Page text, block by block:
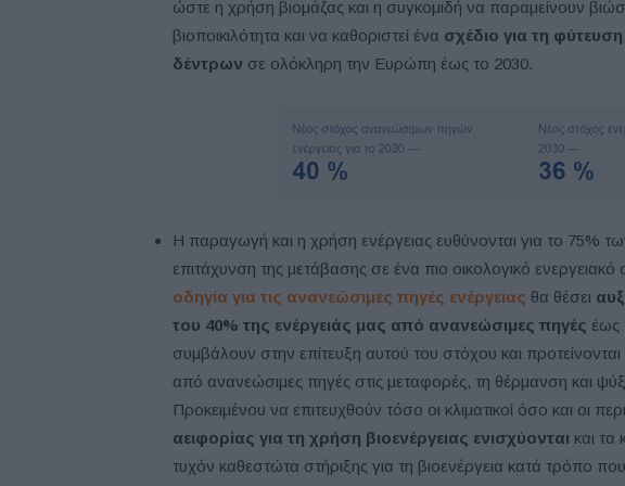
ώστε η χρήση βιομάζας και η συγκομιδή να παραμείνουν
βιοποικιλότητα και να καθοριστεί ένα σχέδιο για τη
δέντρων σε ολόκληρη την Ευρώπη έως το 2030.
Η παραγωγή και η χρήση ενέργειας ευθύνονται για το 75%
επιτάχυνση της μετάβασης σε ένα πιο οικολογικό ενεργειακό
οδηγία για τις ανανεώσιμες πηγές ενέργειας θα θέσει
του 40% της ενέργειάς μας από ανανεώσιμες πηγές έως
συμβάλουν στην επίτευξη αυτού του στόχου και προτείνονται
από ανανεώσιμες πηγές στις μεταφορές, τη θέρμανση και
Προκειμένου να επιτευχθούν τόσο οι κλιματικοί όσο και οι
αειφορίας για τη χρήση βιοενέργειας ενισχύονται και τα
τυχόν καθεστώτα στήριξης για τη βιοενέργεια κατά τρόπο